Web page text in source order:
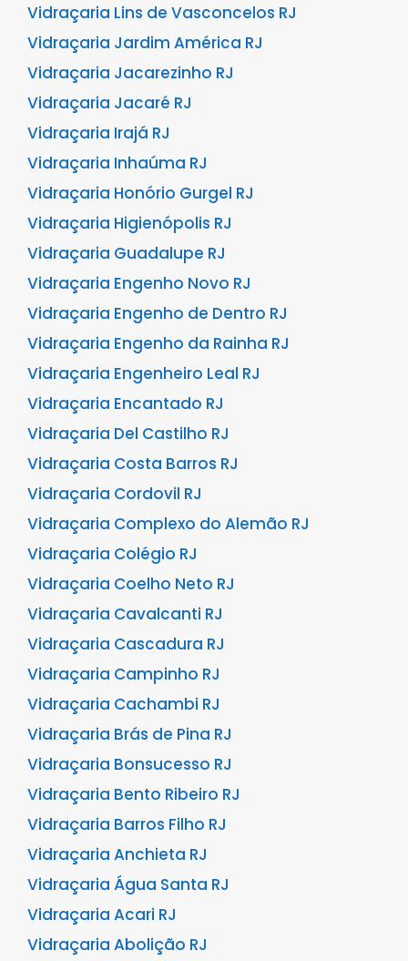
Vidraçaria Lins de Vasconcelos RJ
Vidraçaria Jardim América RJ
Vidraçaria Jacarezinho RJ
Vidraçaria Jacaré RJ
Vidraçaria Irajá RJ
Vidraçaria Inhaúma RJ
Vidraçaria Honório Gurgel RJ
Vidraçaria Higienópolis RJ
Vidraçaria Guadalupe RJ
Vidraçaria Engenho Novo RJ
Vidraçaria Engenho de Dentro RJ
Vidraçaria Engenho da Rainha RJ
Vidraçaria Engenheiro Leal RJ
Vidraçaria Encantado RJ
Vidraçaria Del Castilho RJ
Vidraçaria Costa Barros RJ
Vidraçaria Cordovil RJ
Vidraçaria Complexo do Alemão RJ
Vidraçaria Colégio RJ
Vidraçaria Coelho Neto RJ
Vidraçaria Cavalcanti RJ
Vidraçaria Cascadura RJ
Vidraçaria Campinho RJ
Vidraçaria Cachambi RJ
Vidraçaria Brás de Pina RJ
Vidraçaria Bonsucesso RJ
Vidraçaria Bento Ribeiro RJ
Vidraçaria Barros Filho RJ
Vidraçaria Anchieta RJ
Vidraçaria Água Santa RJ
Vidraçaria Acari RJ
Vidraçaria Abolição RJ